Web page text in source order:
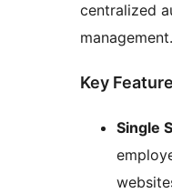
centralized
management.
Key
Single